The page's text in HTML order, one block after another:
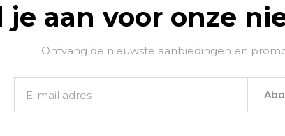
je aan voor onze
Ontvang de nieuwste aanbiedingen en